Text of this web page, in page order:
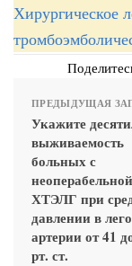
Хирургическое
ПРЕДЫДУЩАЯ
Укажите
выживаемость
больных с
неоперабельной
ХТЭЛГ при
давлении в
артерии от 41
рт. ст.